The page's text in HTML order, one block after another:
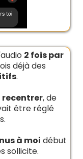
2 fois par
déjà des
.
recentrer, de
être réglé
à moi début
sollicite.